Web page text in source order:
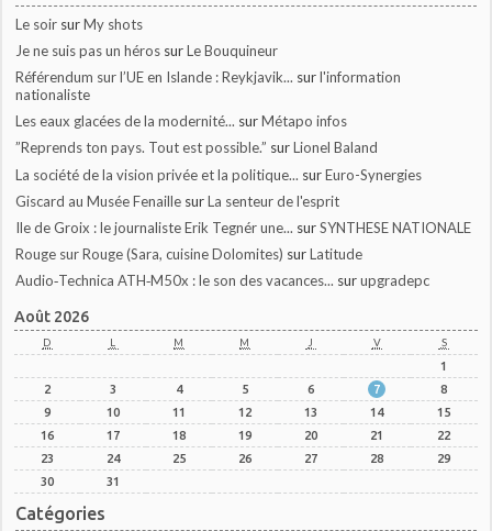
Le soir surMy shots
Je ne suis pas un héros surLe Bouquineur
Référendum sur l’UE en Islande : Reykjavik... surl'information
nationaliste
Les eaux glacées de la modernité... surMétapo infos
”Reprends ton pays. Tout est possible.” surLionel Baland
La société de la vision privée et la politique... surEuro-Synergies
Giscard au Musée Fenaille surLa senteur de l'esprit
Ile de Groix : le journaliste Erik Tegnér une... surSYNTHESE NATIONALE
Rouge sur Rouge (Sara, cuisine Dolomites) surLatitude
Audio‑Technica ATH‑M50x : le son des vacances... surupgradepc
Août 2026
D L M M J V S
1
2
3 4 5 6 7
8
9
10 11 12 13 14
15
16
17 18 19 20 21
22
23
24 25 26 27 28
29
30
31
Catégories